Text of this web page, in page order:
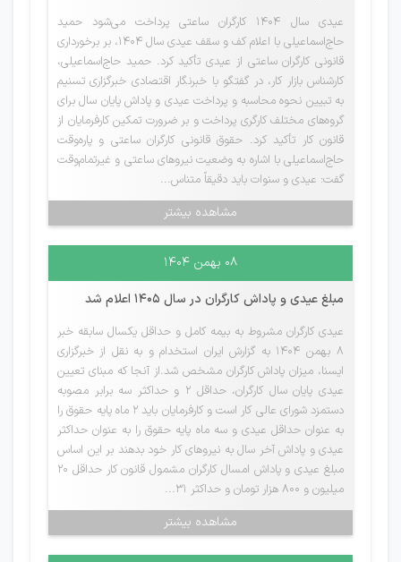
عیدی سال ۱۴۰۴ کارگران ساعتی پرداخت می‌شود حمید
حاج‌اسماعیلی با اعلام کف و سقف عیدی سال 1404، بر برخورداری
قانونی کارگران ساعتی از عیدی تأکید کرد. حمید حاج‌اسماعیلی،
کارشناس بازار کار، در گفتگو با خبرنگار اقتصادی خبرگزاری تسنیم
به تبیین نحوه محاسبه و پرداخت عیدی و پاداش پایان سال برای
گروه‌های مختلف کارگری پرداخت و بر ضرورت تمکین کارفرمایان از
قانون کار تأکید کرد. حقوق قانونی کارگران ساعتی و پاره‌‌وقت
حاج‌اسماعیلی با اشاره به وضعیت نیروهای ساعتی و غیرتمام‌وقت
گفت: عیدی و سنوات باید دقیقاً متناس...
مشاهده بیشتر
۰۸ بهمن ۱۴۰۴
مبلغ عیدی و پاداش کارگران در سال 1405 اعلام شد
عیدی کارگران مشروط به بیمه کامل و حداقل یکسال سابقه خبر
8 بهمن 1404 به گزارش ایران استخدام و به نقل از خبرگزاری
ایسنا، میزان پاداش کارگران مشخص شد.از آنجا که مبنای تعیین
عیدی پایان سال کارگران، حداقل ۲ و حداکثر سه برابر مصوبه
دستمزد شورای عالی کار است و کارفرمایان باید ۲ ماه پایه حقوق را
به عنوان حداقل عیدی و سه ماه پایه حقوق را به عنوان حداکثر
عیدی و پاداش آخر سال به نیروهای کار خود بدهند بر این اساس
مبلغ عیدی و پاداش امسال کارگران مشمول قانون کار حداقل ۲۰
میلیون و ۸۰۰ هزار تومان و حداکثر ۳۱...
مشاهده بیشتر